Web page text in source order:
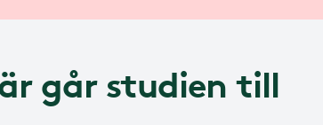
går studien till